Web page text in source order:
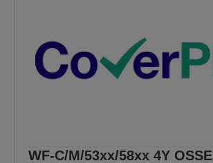
WF-C/M/53xx/58xx 4Y OSSE